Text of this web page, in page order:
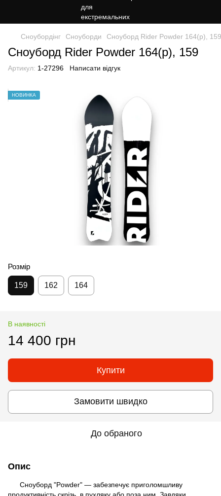
Сноубордiнг Сноуборди Сноуборд Rider Powder 164(р), 159
Сноуборд Rider Powder 164(р), 159
Артикул: 1-27296 Написати відгук
НОВИНКА
Розмір
159 162 164
В наявності
14 400 грн
Купити
Замовити швидко
До обраного
Опис
Сноуборд "Powder" — забезпечує приголомшливу
продуктивність скрізь, в пухляку або поза ним. Завдяки